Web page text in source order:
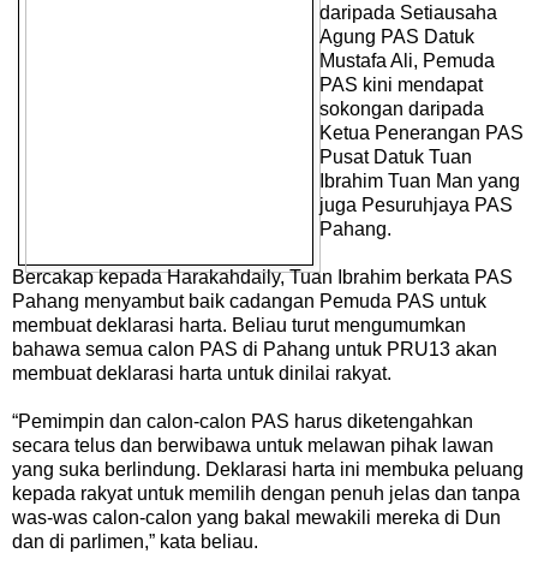
daripada Setiausaha
Agung PAS Datuk
Mustafa Ali, Pemuda
PAS kini mendapat
sokongan daripada
Ketua Penerangan PAS
Pusat Datuk Tuan
Ibrahim Tuan Man yang
juga Pesuruhjaya PAS
Pahang.
Bercakap kepada Harakahdaily, Tuan Ibrahim berkata PAS
Pahang menyambut baik cadangan Pemuda PAS untuk
membuat deklarasi harta. Beliau turut mengumumkan
bahawa semua calon PAS di Pahang untuk PRU13 akan
membuat deklarasi harta untuk dinilai rakyat.
“Pemimpin dan calon-calon PAS harus diketengahkan
secara telus dan berwibawa untuk melawan pihak lawan
yang suka berlindung. Deklarasi harta ini membuka peluang
kepada rakyat untuk memilih dengan penuh jelas dan tanpa
was-was calon-calon yang bakal mewakili mereka di Dun
dan di parlimen,” kata beliau.